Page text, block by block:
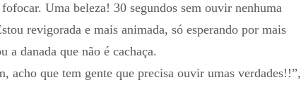
Uma beleza! 30 segundos sem ouvir nenhuma
revigorada e mais animada, só esperando por mais
a danada que não é cachaça.
acho que tem gente que precisa ouvir umas verdades!!”,